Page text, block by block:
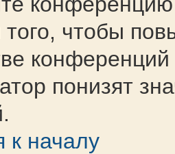
того, чтобы
понизят
к началу